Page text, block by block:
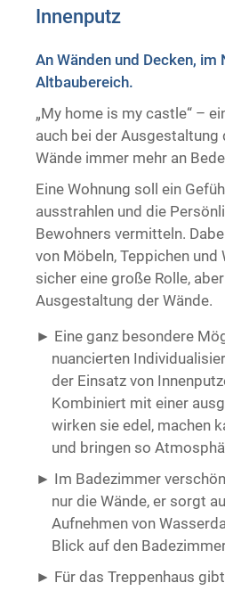
Innenputz ​
An Wänden und Decken, im
Altbaubereich.
„My home is my castle“ –
auch bei der Ausgestaltung
Wände immer mehr an
Eine Wohnung soll ein
ausstrahlen und die
Bewohners vermitteln.
von Möbeln, Teppichen und
sicher eine große Rolle,
Ausgestaltung der Wände.
Eine ganz besondere
nuancierten
der Einsatz von
Kombiniert mit einer
wirken sie edel, machen
und bringen so
Im Badezimmer
nur die Wände, er sorgt
Aufnehmen von
Blick auf den
Für das Treppenhaus